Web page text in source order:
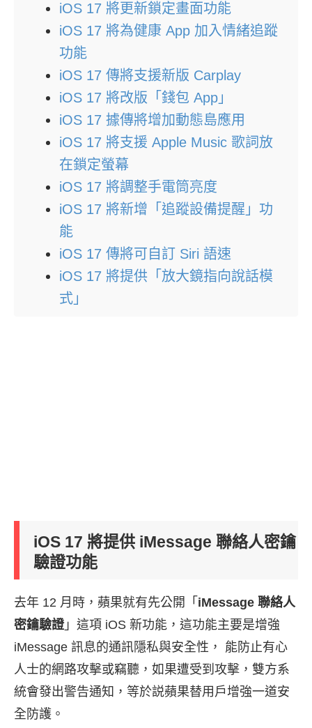
iOS 17 將更新鎖定畫面功能
iOS 17 將為健康 App 加入情緒追蹤
功能
iOS 17 傳將支援新版 Carplay
iOS 17 將改版「錢包 App」
iOS 17 據傳將增加動態島應用
iOS 17 將支援 Apple Music 歌詞放
在鎖定螢幕
iOS 17 將調整手電筒亮度
iOS 17 將新增「追蹤設備提醒」功
能
iOS 17 傳將可自訂 Siri 語速
iOS 17 將提供「放大鏡指向說話模
式」
iOS 17 將提供 iMessage 聯絡人密鑰
驗證功能
去年 12 月時，蘋果就有先公開「 iMessage 聯絡人
密鑰驗證」這項 iOS 新功能，這功能主要是增強
iMessage 訊息的通訊隱私與安全性， 能防止有心
人士的網路攻擊或竊聽，如果遭受到攻擊，雙方系
統會發出警告通知，等於説蘋果替用戶增強一道安
全防護。